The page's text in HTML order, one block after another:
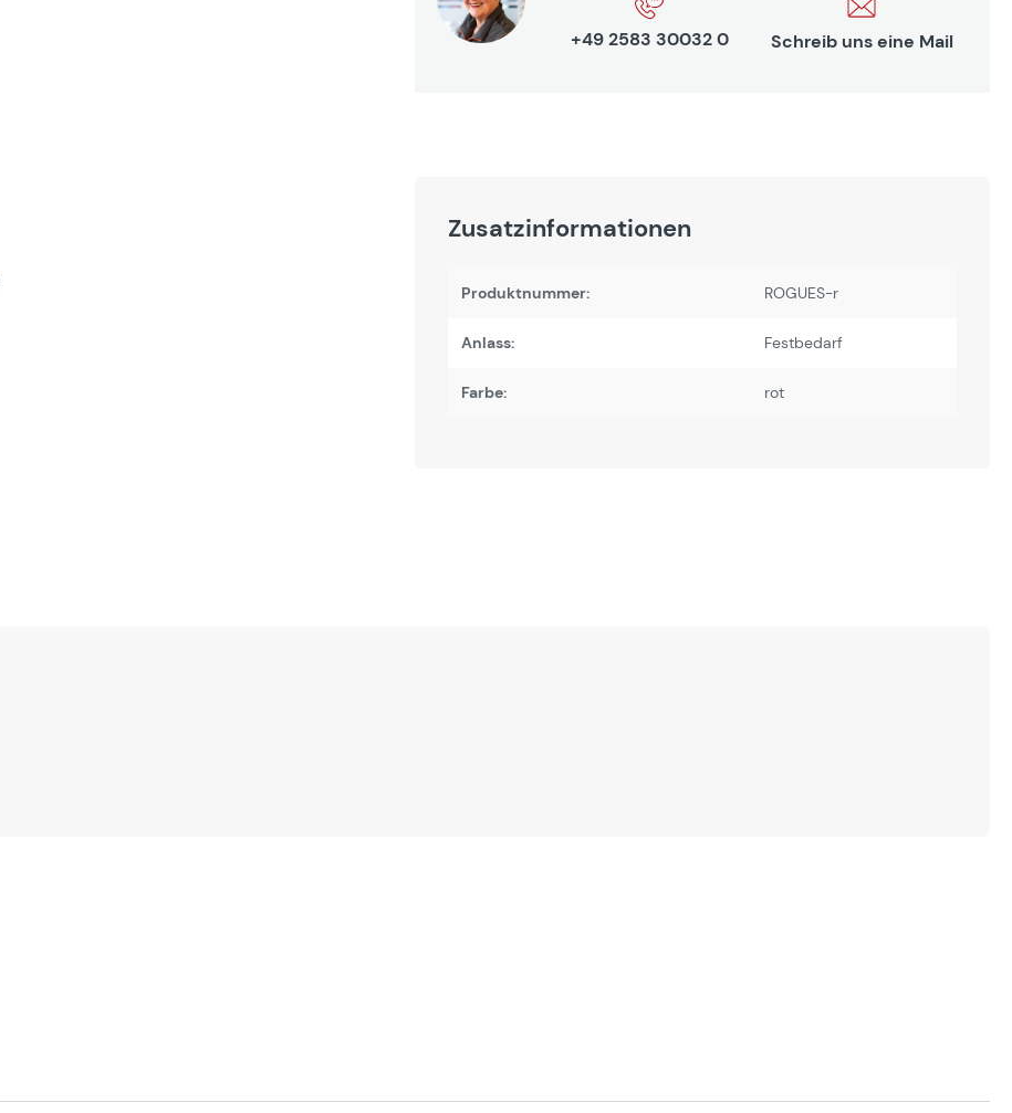
+49 2583 30032 0 Schreib uns eine Mail
Zusatzinformationen
Produktnummer: ROGUES-r
Anlass: Festbedarf
Farbe: rot